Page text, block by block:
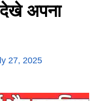
अपना
27, 2025